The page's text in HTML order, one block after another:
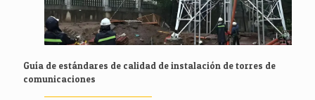
Guía de estándares de calidad de instalación de torres de
comunicaciones